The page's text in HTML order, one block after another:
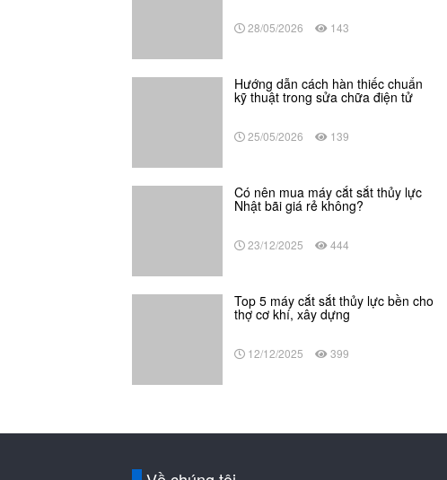
28/05/2026 143
Hướng dẫn cách hàn thiếc chuẩn
kỹ thuật trong sửa chữa điện tử
25/05/2026 139
Có nên mua máy cắt sắt thủy lực
Nhật bãi giá rẻ không?
23/12/2025 444
Top 5 máy cắt sắt thủy lực bền cho
thợ cơ khí, xây dựng
12/12/2025 399